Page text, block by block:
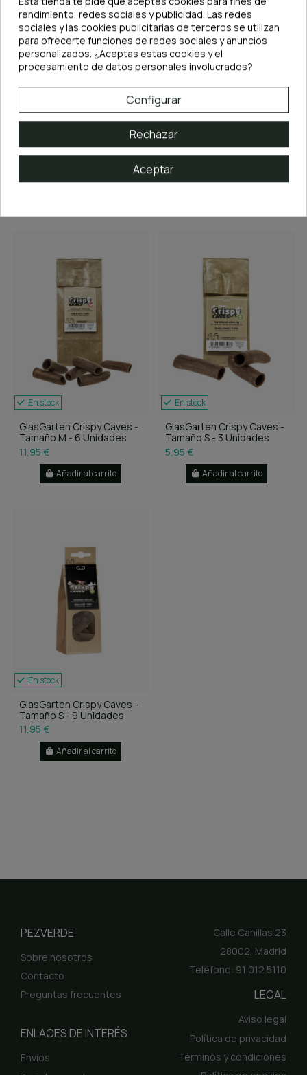
En stock
GlasGarten ShrimpFit 35gr
En stock
GlasGarten Crispy Caves -
Tamaño M - 2 Unidades
5,95 €
En stock
GlasGarten Crispy Caves -
Tamaño M - 6 Unidades
11,95 €
Añadir al carrito
En stock
GlasGarten Crispy Caves -
Tamaño S - 3 Unidades
5,95 €
Añadir al carrito
En stock
GlasGarten Crispy Caves -
Tamaño S - 9 Unidades
11,95 €
Añadir al carrito
PEZVERDE
Sobre nosotros
Contacto
Preguntas frecuentes
ENLACES DE INTERÉS
Envíos
Calle Canillas 23
28002, Madrid
Teléfono: 91 012 5110
LEGAL
Aviso legal
Política de privacidad
Términos y condiciones
rendimiento, redes sociales y publicidad. Las redes
sociales y las cookies publicitarias de terceros se utilizan
para ofrecerte funciones de redes sociales y anuncios
personalizados. ¿Aceptas estas cookies y el
procesamiento de datos personales involucrados?
Configurar
Rechazar
Aceptar